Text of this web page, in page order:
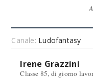
Canale: Ludofantasy
Irene Grazzini
Classe 85, di giorno